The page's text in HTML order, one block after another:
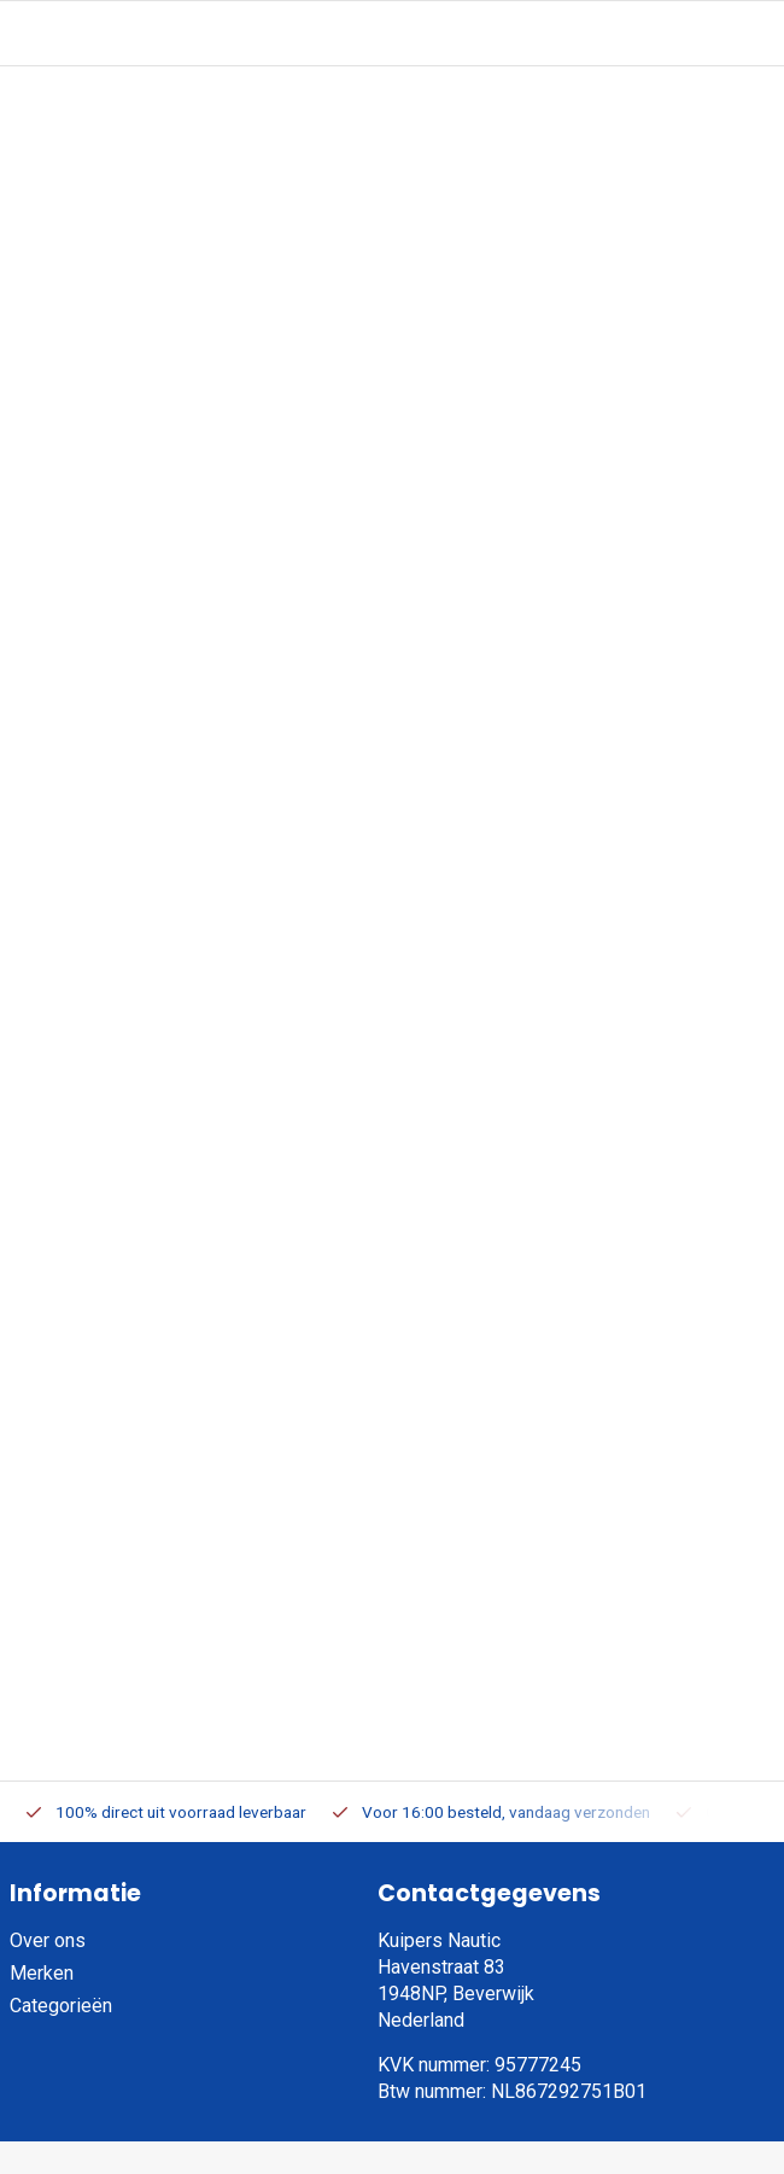
100% direct uit voorraad leverbaar Voor 16:00 besteld, vandaag verzonden
Informatie
Over ons
Merken
Categorieën
Contactgegevens
Kuipers Nautic
Havenstraat 83
1948NP, Beverwijk
Nederland
KVK nummer: 95777245
Btw nummer: NL867292751B01